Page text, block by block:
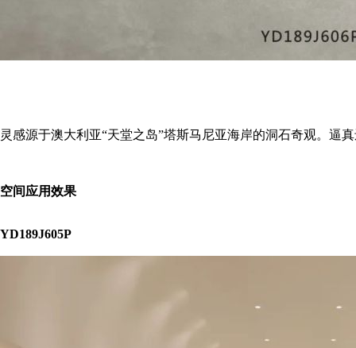
灵感源于澳大利亚“天堂之岛”塔斯马尼亚海岸的洞石奇观。逼
空间应用效果
YD189J605P